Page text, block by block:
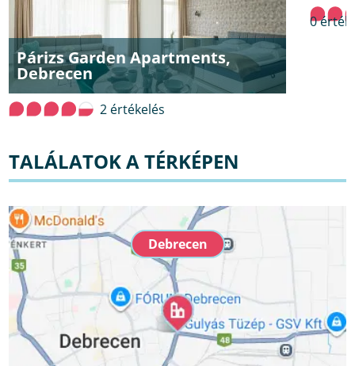
Párizs Garden Apartments,
Debrecen
2 értékelés
0
TALÁLATOK A TÉRKÉPEN
Debrecen